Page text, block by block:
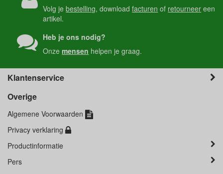
Volg jebestelling, downloadfacturen of retourneer een
artikel.
Heb je ons nodig?
Onzemensen helpen je graag.
Klantenservice
Overige
Algemene Voorwaarden
Privacy verklaring
Productinformatie
Pers